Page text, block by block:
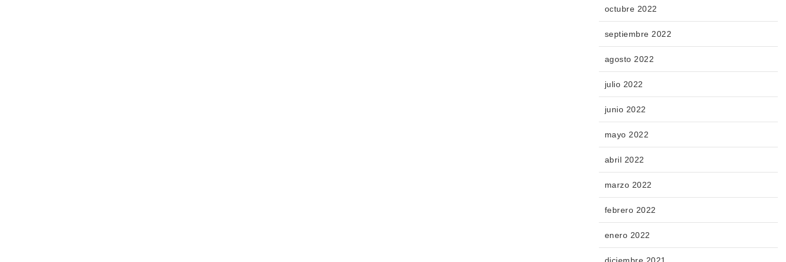
octubre 2022
septiembre 2022
agosto 2022
julio 2022
junio 2022
mayo 2022
abril 2022
marzo 2022
febrero 2022
enero 2022